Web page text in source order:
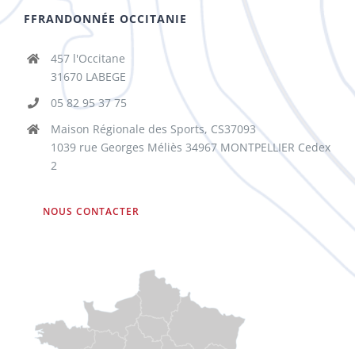
FFRANDONNÉE OCCITANIE
457 l'Occitane
31670 LABEGE
05 82 95 37 75
Maison Régionale des Sports, CS37093
1039 rue Georges Méliès 34967 MONTPELLIER Cedex
2
NOUS CONTACTER